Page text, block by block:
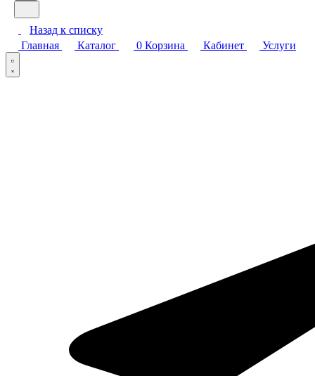
Назад к списку
Главная
Каталог 0 Корзина Кабинет Услуги